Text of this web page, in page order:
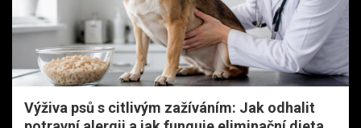
Výživa psů s citlivým zažíváním: Jak odhalit